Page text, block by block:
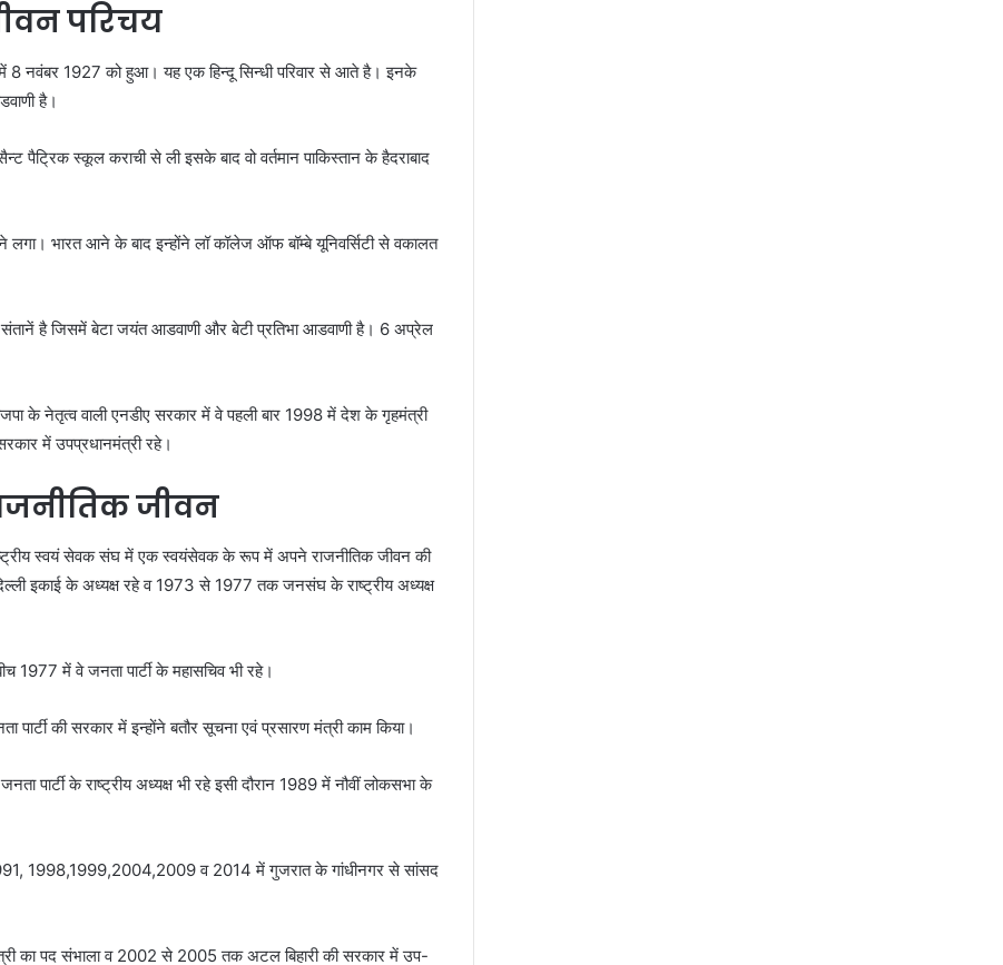
परिचय
8 नवंबर 1927 को हुआ। यह एक हिन्दू सिन्धी परिवार से आते है। इनके
है।
पैट्रिक स्कूल कराची से ली इसके बाद वो वर्तमान पाकिस्तान के हैदराबाद
लगा। भारत आने के बाद इन्होंने लॉ कॉलेज ऑफ बॉम्बे यूनिवर्सिटी से वकालत
है जिसमें बेटा जयंत आडवाणी और बेटी प्रतिभा आडवाणी है। 6 अप्रेल
के नेतृत्व वाली एनडीए सरकार में वे पहली बार 1998 में देश के गृहमंत्री
में उपप्रधानमंत्री रहे।
जीवन
स्वयं सेवक संघ में एक स्वयंसेवक के रूप में अपने राजनीतिक जीवन की
इकाई के अध्यक्ष रहे व 1973 से 1977 तक जनसंघ के राष्ट्रीय अध्यक्ष
में वे जनता पार्टी के महासचिव भी रहे।
की सरकार में इन्होंने बतौर सूचना एवं प्रसारण मंत्री काम किया।
के राष्ट्रीय अध्यक्ष भी रहे इसी दौरान 1989 में नौवीं लोकसभा के
1998,1999,2004,2009 व 2014 में गुजरात के गांधीनगर से सांसद
का पद संभाला व 2002 से 2005 तक अटल बिहारी की सरकार में उप-